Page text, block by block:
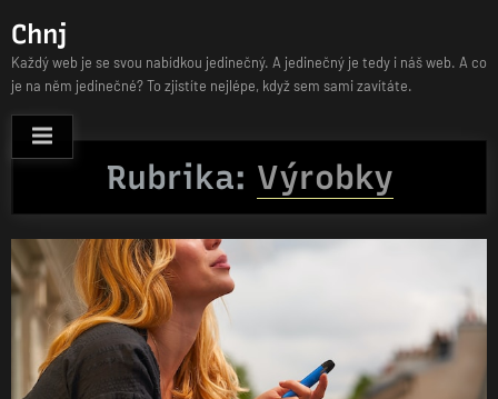
to
content
Chnj
Každý web je se svou nabídkou jedinečný. A jedinečný je tedy i náš web. A co
je na něm jedinečné? To zjistíte nejlépe, když sem sami zavítáte.
Rubrika: Výrobky